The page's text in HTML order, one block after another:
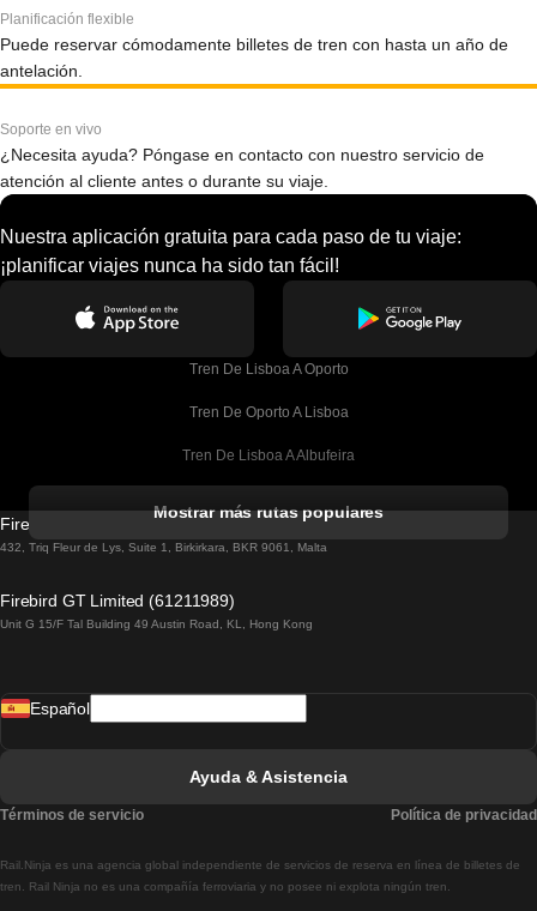
Planificación flexible
Puede reservar cómodamente billetes de tren con hasta un año de
antelación.
Soporte en vivo
¿Necesita ayuda? Póngase en contacto con nuestro servicio de
atención al cliente antes o durante su viaje.
Nuestra aplicación gratuita para cada paso de tu viaje:
¡planificar viajes nunca ha sido tan fácil!
Tren De Lisboa A Oporto
Tren De Oporto A Lisboa
Tren De Lisboa A Albufeira
Tren De Lisboa A Lagos
Tren De Lisboa A Madrid
Tren De Lisboa A Braga
Mostrar más rutas populares
Firebird GT Limited (OC 1451)
432, Triq Fleur de Lys, Suite 1, Birkirkara, BKR 9061, Malta
Firebird GT Limited (61211989)
Unit G 15/F Tal Building 49 Austin Road, KL, Hong Kong
Rail.Ninja es una agencia global independiente de servicios de reserva en línea de billetes de
tren. Rail Ninja no es una compañía ferroviaria y no posee ni explota ningún tren.
Español
Ayuda & Asistencia
Términos de servicio Política de privacidad